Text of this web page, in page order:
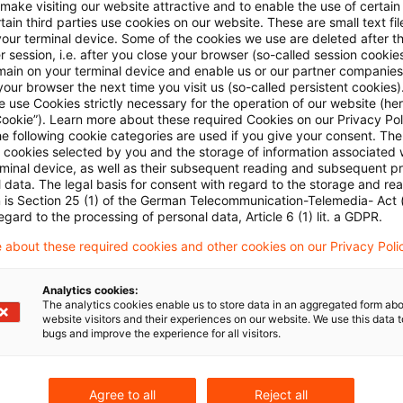
lebenslänglichen Nutzungsrechts für Zwecke der Erbschaft- und
BewG geht es nicht um das Abschöpfen von Vorteilen aus der
‑‑mitunter erst in Jahrzehnten fälliger‑‑ zukünftiger
Bewertungsrechts zur Kapitalwertermittlung dienen anderen
233a AO (zuletzt BFH-Urteil vom 14.07.2020 - VIII R 3/17, BFHE
im Sinne des Art. 3 Abs. 1 GG liegt insoweit nicht vor (vgl.
Zeitschrift für Erbrecht und Vermögensnachfolge ‑‑ZEV‑‑ 2021,
28.07.2021 - 4 K 865/21 Erb, EFG 2021, 1735 ‑‑zu § 12
19 Erb,AO, EFG 2022, 1470; zu § 12 BewG Viskorf in Viskorf/
Bewertungsgesetz, 7. Aufl., § 12 BewG Rz
Schur/Schur, ZEV 2020, 317, Rz 21).
visiting our website attractive and to enable the use of
third parties use cookies on our website. These are small text
terminal device. Some of the cookies we use are deleted after
session, i.e. after you close your browser (so-called session
on your terminal device and enable us or our partner
browser the next time you visit us (so-called persistent
use Cookies strictly necessary for the operation of our website
Learn more about these required Cookies on our Privacy
following cookie categories are used if you give your consent.
cookies selected by you and the storage of information associated
device, as well as their subsequent reading and subsequent
data. The legal basis for consent with regard to the storage and
is Section 25 (1) of the German Telecommunication-Telemedia- Act
to the processing of personal data, Article 6 (1) lit. a GDPR.
about these required cookies and other cookies on our Privacy
Analytics cookies:
The analytics cookies enable us to store data in an aggregated form
website visitors and their experiences on our website. We use this data
bugs and improve the experience for all visitors.
Agree to all Reject all